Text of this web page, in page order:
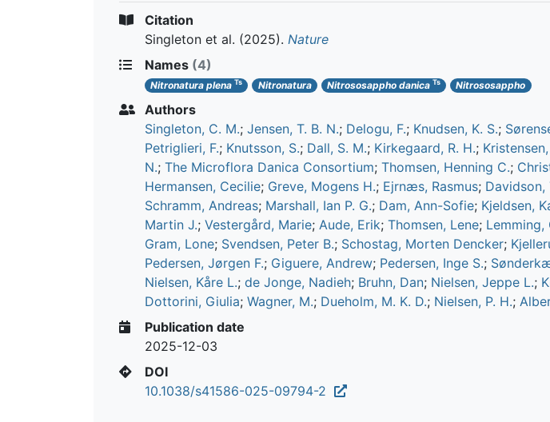
Citation
Singleton et al. (2025). Nature
Names (4)
Nitronatura plena Ts Nitronatura Nitrososappho danica Ts Nitrososappho
Authors
Singleton, C. M.; Jensen, T. B. N.; Delogu, F.; Knudsen, K. S.;
Petriglieri, F.; Knutsson, S.; Dall, S. M.; Kirkegaard, R. H.;
N.; The Microflora Danica Consortium; Thomsen, Henning C.;
Hermansen, Cecilie; Greve, Mogens H.; Ejrnæs, Rasmus; Davidson,
Schramm, Andreas; Marshall, Ian P. G.; Dam, Ann-Sofie; Kjeldsen,
Martin J.; Vestergård, Marie; Aude, Erik; Thomsen, Lene; Lemming,
Gram, Lone; Svendsen, Peter B.; Schostag, Morten Dencker;
Pedersen, Jørgen F.; Giguere, Andrew; Pedersen, Inge S.;
Nielsen, Kåre L.; de Jonge, Nadieh; Bruhn, Dan; Nielsen, Jeppe L.;
Dottorini, Giulia; Wagner, M.; Dueholm, M. K. D.; Nielsen, P. H.;
Publication date
2025-12-03
DOI
10.1038/s41586-025-09794-2